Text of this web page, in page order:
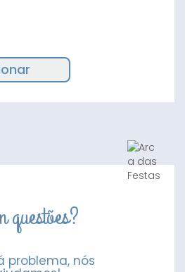
questões?
problema, nós